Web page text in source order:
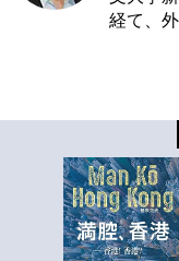
経て、